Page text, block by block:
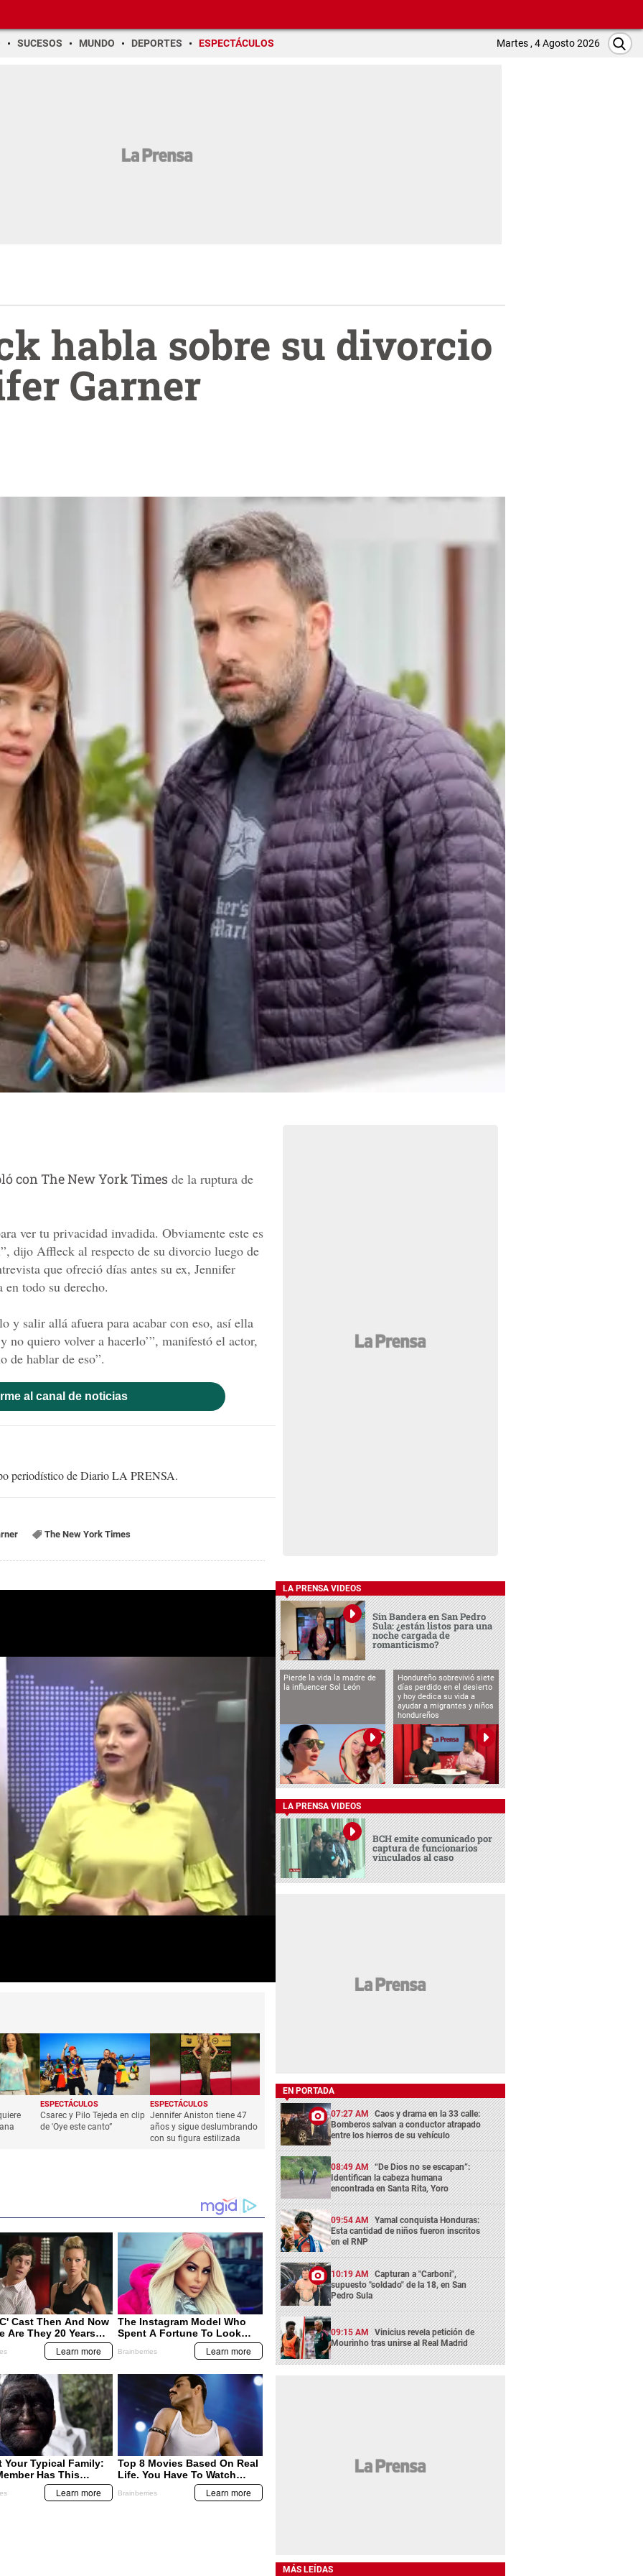
SUCESOS MUNDO DEPORTES ESPECTÁCULOS Martes , 4 Agosto 2026
habla sobre su divorcio
Garner
con The New York Times de la ruptura de
ver tu privacidad invadida. Obviamente este es
dijo Affleck al respecto de su divorcio luego de
que ofreció días antes su ex, Jennifer
en todo su derecho.
y salir allá afuera para acabar con eso, así ella
no quiero volver a hacerlo’”, manifestó el actor,
de hablar de eso”.
al canal de noticias
periodístico de Diario LA PRENSA.
The New York Times
Csarec y Pilo Tejeda en clip
de 'Oye este canto”
Jennifer Aniston tiene 47
años y sigue deslumbrando
con su figura estilizada
LA PRENSA VIDEOS
Sin Bandera en San Pedro
Sula: ¿están listos para una
noche cargada de
romanticismo?
Pierde la vida la madre de
la influencer Sol León
Hondureño sobrevivió siete
días perdido en el desierto
y hoy dedica su vida a
ayudar a migrantes y niños
hondureños
LA PRENSA VIDEOS
BCH emite comunicado por
captura de funcionarios
vinculados al caso
EN PORTADA
07:27 AM Caos y drama en la 33 calle:
Bomberos salvan a conductor atrapado
entre los hierros de su vehículo
08:49 AM “De Dios no se escapan”:
Identifican la cabeza humana
encontrada en Santa Rita, Yoro
09:54 AM Yamal conquista Honduras:
Esta cantidad de niños fueron inscritos
en el RNP
10:19 AM Capturan a "Carboni",
supuesto "soldado" de la 18, en San
Pedro Sula
09:15 AM Vinicius revela petición de
Mourinho tras unirse al Real Madrid
MÁS LEÍDAS